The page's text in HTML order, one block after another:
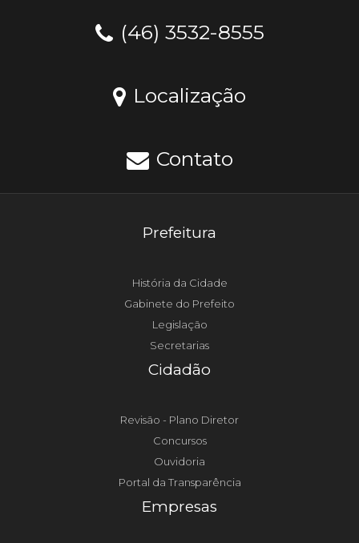
(46) 3532-8555
Localização
Contato
Prefeitura
História da Cidade
Gabinete do Prefeito
Legislação
Secretarias
Cidadão
Revisão - Plano Diretor
Concursos
Ouvidoria
Portal da Transparência
Empresas